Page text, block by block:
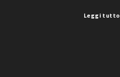
Leggi tutto